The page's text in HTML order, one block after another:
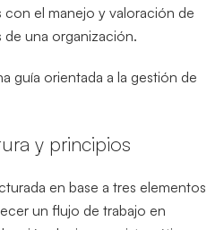
el manejo y valoración de
una organización.
guía orientada a la gestión de
y principios
en base a tres elementos
un flujo de trabajo en